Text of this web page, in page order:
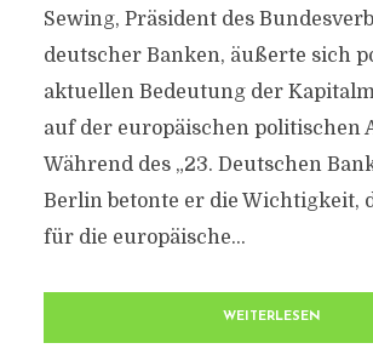
Sewing, Präsident des
deutscher Banken, äußerte sich
aktuellen Bedeutung der
auf der europäischen politischen
Während des „23. Deutschen
Berlin betonte er die Wichtigkeit,
für die europäische...
WEITERLESEN